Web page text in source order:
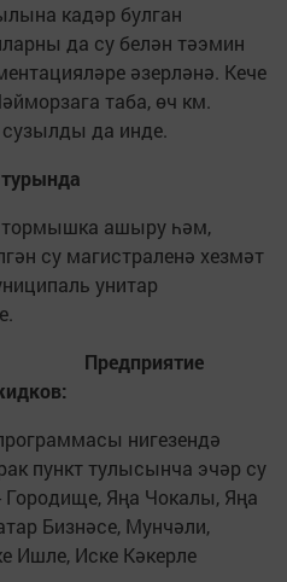
кадәр булган
да су белән тәэмин
әзерләнә. Кече
таба, өч км.
да инде.
тормышка ашыру һәм,
су магистраленә хезмәт
унитар
Предприятие
нигезендә
пункт тулысынча эчәр су
Городище, Яңа Чокалы, Яңа
Бизнәсе, Мунчәли,
Ишле, Иске Кәкерле